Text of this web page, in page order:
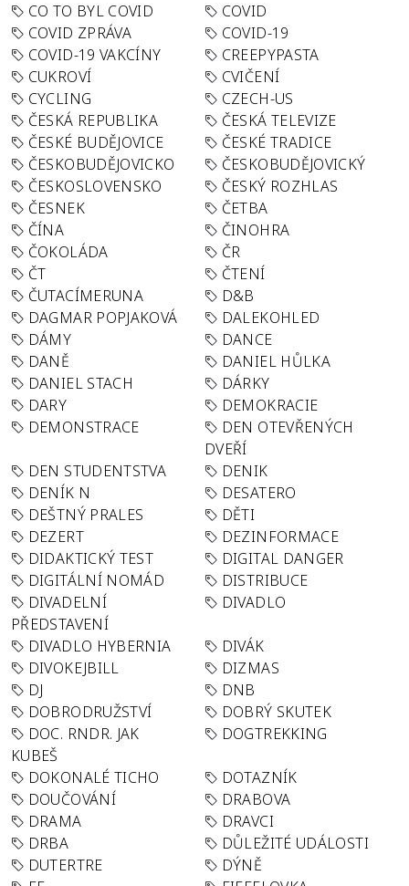
CO TO BYL COVID
COVID
COVID ZPRÁVA
COVID-19
COVID-19 VAKCÍNY
CREEPYPASTA
CUKROVÍ
CVIČENÍ
CYCLING
CZECH-US
ČESKÁ REPUBLIKA
ČESKÁ TELEVIZE
ČESKÉ BUDĚJOVICE
ČESKÉ TRADICE
ČESKOBUDĚJOVICKO
ČESKOBUDĚJOVICKÝ
ČESKOSLOVENSKO
ČESKÝ ROZHLAS
ČESNEK
ČETBA
ČÍNA
ČINOHRA
ČOKOLÁDA
ČR
ČT
ČTENÍ
ČUTACÍMERUNA
D&B
DAGMAR POPJAKOVÁ
DALEKOHLED
DÁMY
DANCE
DANĚ
DANIEL HŮLKA
DANIEL STACH
DÁRKY
DARY
DEMOKRACIE
DEMONSTRACE
DEN OTEVŘENÝCH
DVEŘÍ
DEN STUDENTSTVA
DENIK
DENÍK N
DESATERO
DEŠTNÝ PRALES
DĚTI
DEZERT
DEZINFORMACE
DIDAKTICKÝ TEST
DIGITAL DANGER
DIGITÁLNÍ NOMÁD
DISTRIBUCE
DIVADELNÍ
PŘEDSTAVENÍ
DIVADLO
DIVADLO HYBERNIA
DIVÁK
DIVOKEJBILL
DIZMAS
DJ
DNB
DOBRODRUŽSTVÍ
DOBRÝ SKUTEK
DOC. RNDR. JAK
KUBEŠ
DOGTREKKING
DOKONALÉ TICHO
DOTAZNÍK
DOUČOVÁNÍ
DRABOVA
DRAMA
DRAVCI
DRBA
DŮLEŽITÉ UDÁLOSTI
DUTERTRE
DÝNĚ